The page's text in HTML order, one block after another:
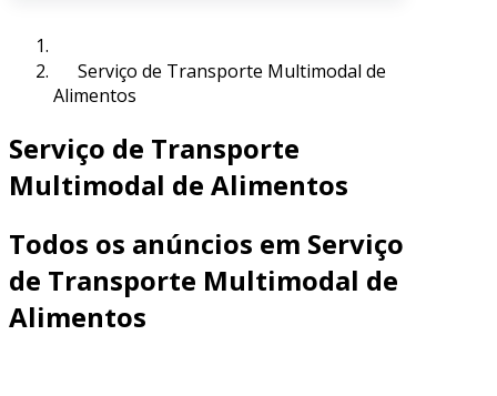
Serviço de Transporte Multimodal de
Alimentos
Serviço de Transporte
Multimodal de Alimentos
Todos os anúncios em Serviço
de Transporte Multimodal de
Alimentos